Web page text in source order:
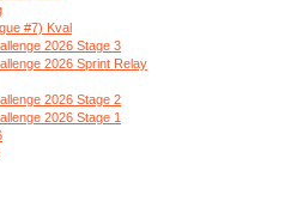
#7) Kval
2026 Stage 3
2026 Sprint Relay
2026 Stage 2
2026 Stage 1